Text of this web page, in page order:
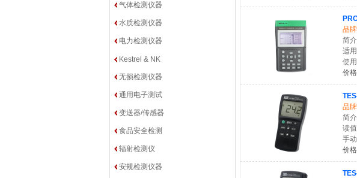
气体检测仪器
水质检测仪器
电力检测仪器
Kestrel & NK
无损检测仪器
通用电子测试
变送器/传感器
食品安全检测
辐射检测仪
安规检测仪器
品牌
简
适
使
价格
品牌
简
读
手
价格